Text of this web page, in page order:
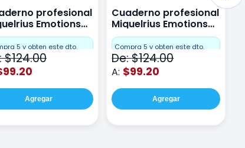
profesional
Emotions
80 hojas
5 y obten este dto.
$124.00
Agregar
Cuaderno profesional
Miquelrius Emotions
Dots 80 hojas Lima
Compra 5 y obten este dto.
De: $124.00
A: $99.20
Agregar